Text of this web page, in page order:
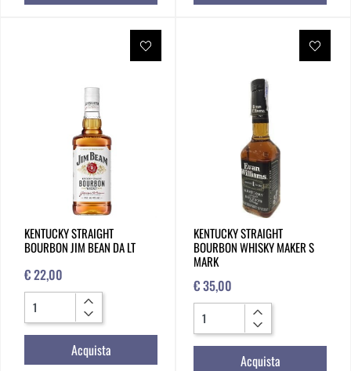
KENTUCKY STRAIGHT
BOURBON JIM BEAN DA LT
€ 22,00
Quantità
Acquista
KENTUCKY STRAIGHT
BOURBON WHISKY MAKER S
MARK
€ 35,00
Quantità
Acquista